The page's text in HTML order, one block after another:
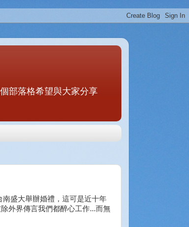
部落格希望與大家分享
南盛大舉辦婚禮，這可是近十年
外界傳言我們都醉心工作...而無